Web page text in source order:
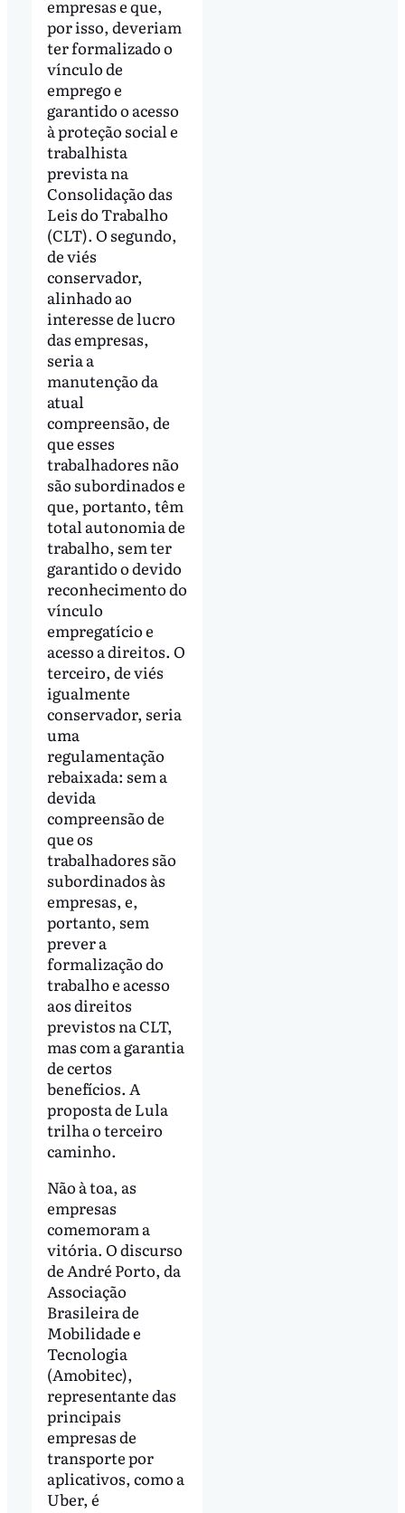
empresas e que,
por isso, deveriam
ter formalizado o
vínculo de
emprego e
garantido o acesso
à proteção social e
trabalhista
prevista na
Consolidação das
Leis do Trabalho
(CLT). O segundo,
de viés
conservador,
alinhado ao
interesse de lucro
das empresas,
seria a
manutenção da
atual
compreensão, de
que esses
trabalhadores não
são subordinados e
que, portanto, têm
total autonomia de
trabalho, sem ter
garantido o devido
reconhecimento do
vínculo
empregatício e
acesso a direitos. O
terceiro, de viés
igualmente
conservador, seria
uma
regulamentação
rebaixada: sem a
devida
compreensão de
que os
trabalhadores são
subordinados às
empresas, e,
portanto, sem
prever a
formalização do
trabalho e acesso
aos direitos
previstos na CLT,
mas com a garantia
de certos
benefícios. A
proposta de Lula
trilha o terceiro
caminho.
Não à toa, as
empresas
comemoram a
vitória. O discurso
de André Porto, da
Associação
Brasileira de
Mobilidade e
Tecnologia
(Amobitec),
representante das
principais
empresas de
transporte por
aplicativos, como a
Uber, é